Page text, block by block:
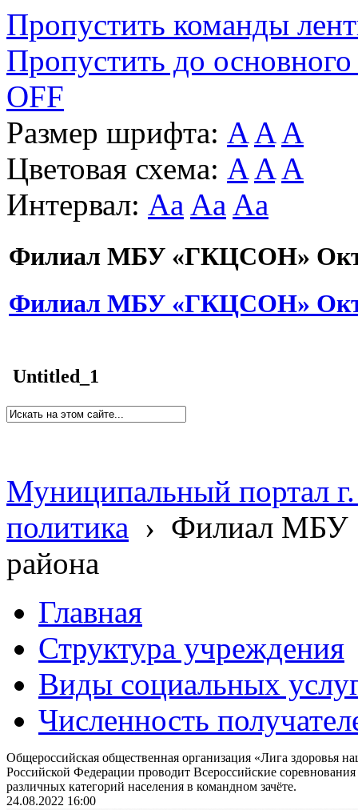
Пропустить команды
Пропустить до основного
OFF
Размер шрифта: A A A
Цветовая схема: A A A
Интервал: Aa Aa Aa
Филиал МБУ «ГКЦСОН»
Филиал МБУ «ГКЦСОН»
Untitled_1
Муниципальный портал
политика › Филиал МБУ
района
Главная
Структура учреждения
Виды социальных
Численность
Общероссийская общественная организация «Лига здоровья
Российской Федерации проводит Всероссийские
различных категорий населения в командном зачёте.
24.08.2022 16:00